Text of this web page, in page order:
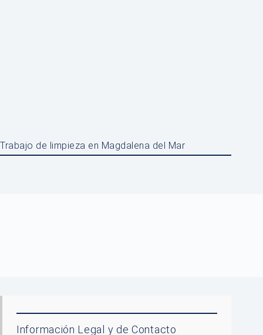
Trabajo de limpieza en Magdalena del Mar
Información Legal y de Contacto